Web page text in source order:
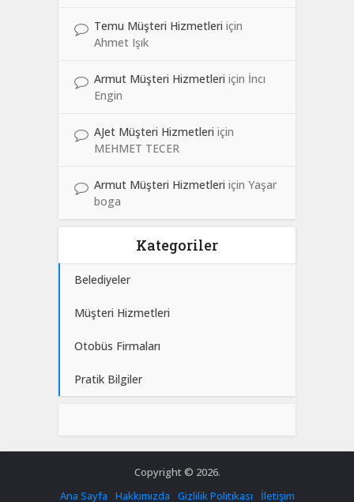
Temu Müşteri Hizmetleri için
Ahmet Işık
Armut Müşteri Hizmetleri için İncı
Engin
AJet Müşteri Hizmetleri için
MEHMET TECER
Armut Müşteri Hizmetleri için Yaşar
boga
Kategoriler
Belediyeler
Müşteri Hizmetleri
Otobüs Firmaları
Pratik Bilgiler
Copyright © 2026.
Ana Sayfa
Hakkımızda Gizlilik Politikası İletişim